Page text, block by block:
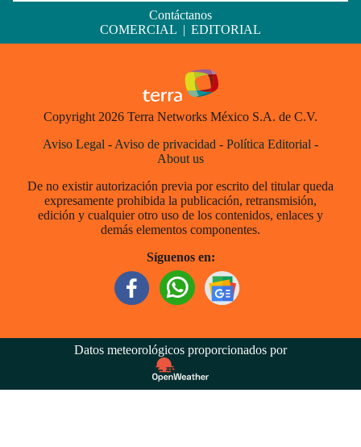
Contáctanos
COMERCIAL | EDITORIAL
Copyright 2026 Terra Networks México S.A. de C.V.
Aviso Legal - Aviso de privacidad - Política Editorial -
About us
De no existir autorización previa por escrito del titular queda
expresamente prohibida la publicación, retransmisión,
edición y cualquier otro uso de los contenidos, enlaces y
demás elementos componentes.
Síguenos en:
Datos meteorológicos proporcionados por